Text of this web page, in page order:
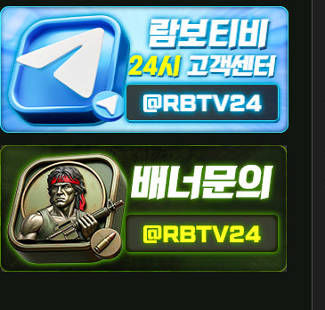
⛔람보티비 [정회원 등급UP! 안내사항]
⛔람보티비 [채팅방 이용시 주의사항]
⛔람보티비 [공식보증업체 안내]